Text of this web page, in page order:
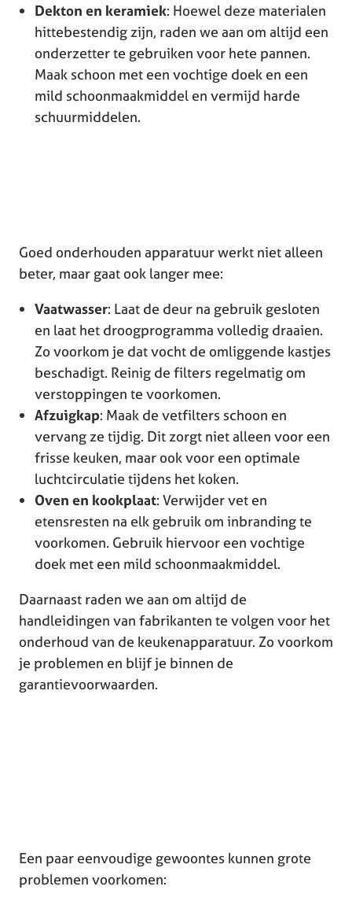
Dekton en keramiek: Hoewel deze materialen
hittebestendig zijn, raden we aan om altijd een
onderzetter te gebruiken voor hete pannen.
Maak schoon met een vochtige doek en een
mild schoonmaakmiddel en vermijd harde
schuurmiddelen.
Goed onderhouden apparatuur werkt niet alleen
beter, maar gaat ook langer mee:
Vaatwasser: Laat de deur na gebruik gesloten
en laat het droogprogramma volledig draaien.
Zo voorkom je dat vocht de omliggende kastjes
beschadigt. Reinig de filters regelmatig om
verstoppingen te voorkomen.
Afzuigkap: Maak de vetfilters schoon en
vervang ze tijdig. Dit zorgt niet alleen voor een
frisse keuken, maar ook voor een optimale
luchtcirculatie tijdens het koken.
Oven en kookplaat: Verwijder vet en
etensresten na elk gebruik om inbranding te
voorkomen. Gebruik hiervoor een vochtige
doek met een mild schoonmaakmiddel.
Daarnaast raden we aan om altijd de
handleidingen van fabrikanten te volgen voor het
onderhoud van de keukenapparatuur. Zo voorkom
je problemen en blijf je binnen de
garantievoorwaarden.
Een paar eenvoudige gewoontes kunnen grote
problemen voorkomen: